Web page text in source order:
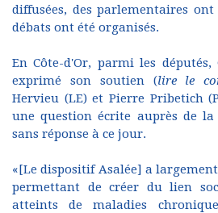
diffusées, des parlementaires
débats ont été organisés.
En Côte-d'Or, parmi les députés,
exprimé son soutien (lire le
Hervieu (LE) et Pierre Pribetich
une question écrite auprès de
sans réponse à ce jour.
«[Le dispositif Asalée] a
permettant de créer du lien
atteints de maladies